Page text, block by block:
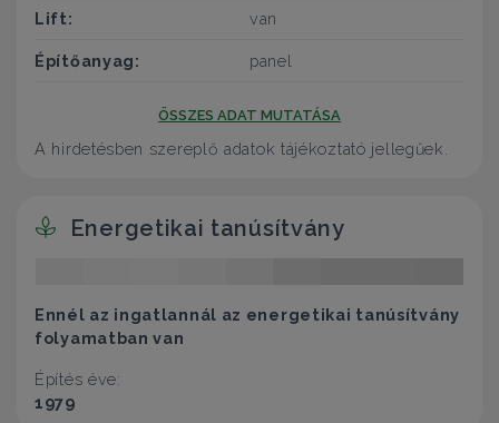
Lift: van
Építőanyag: panel
ÖSSZES ADAT MUTATÁSA
A hirdetésben szereplő adatok tájékoztató jellegűek.
Energetikai tanúsítvány
Ennél az ingatlannál az energetikai tanúsítvány
folyamatban van
Építés éve:
1979